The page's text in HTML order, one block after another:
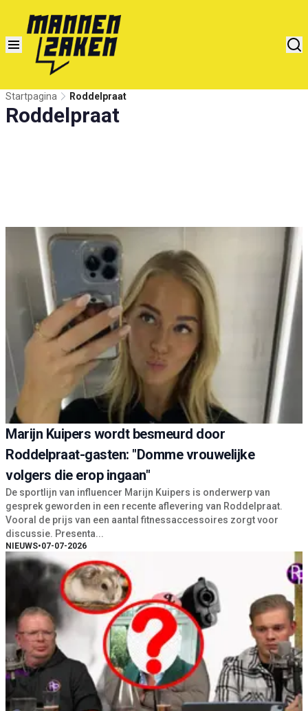
Startpagina Roddelpraat
Roddelpraat
Marijn Kuipers wordt besmeurd door
Roddelpraat-gasten: "Domme vrouwelijke
volgers die erop ingaan"
De sportlijn van influencer Marijn Kuipers is onderwerp van
gesprek geworden in een recente aflevering van Roddelpraat.
Vooral de prijs van een aantal fitnessaccessoires zorgt voor
discussie. Presenta...
NIEUWS•07-07-2026